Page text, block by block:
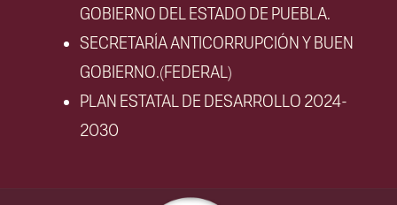
GOBIERNO DEL ESTADO DE PUEBLA.
SECRETARÍA ANTICORRUPCIÓN Y BUEN
GOBIERNO.(FEDERAL)
PLAN ESTATAL DE DESARROLLO 2024-
2030